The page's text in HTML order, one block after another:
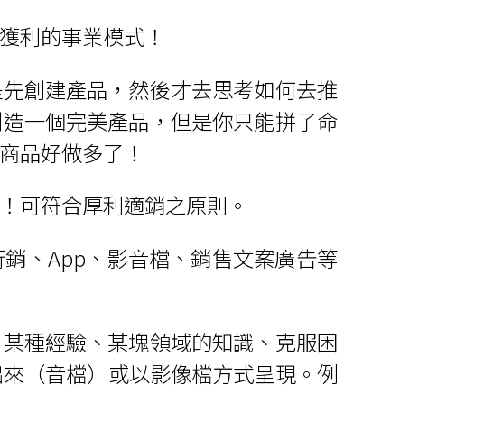
利的事業模式！
創建產品，然後才去思考如何去推
一個完美產品，但是你只能拼了命
品好做多了！
可符合厚利適銷之原則。
、App、影音檔、銷售文案廣告等
種經驗、某塊領域的知識、克服困
（音檔）或以影像檔方式呈現。例